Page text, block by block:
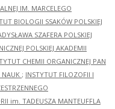
IM. MARCELEGO
BIOLOGII SSAKÓW POLSKIEJ
SZAFERA POLSKIEJ
POLSKIEJ AKADEMII
CHEMII ORGANICZNEJ PAN
NAUK ; INSTYTUT FILOZOFII I
im. TADEUSZA MANTEUFFLA